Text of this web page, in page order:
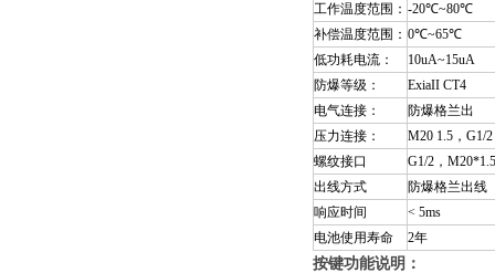
工作温度范围： -20℃~80℃
补偿温度范围： 0℃~65℃
低功耗电流 ：
10uA~15uA
防爆等级：
ExiaII CT4
电气连接：
防爆格兰出
压力连接：
M20 1.5 ， G1/2
螺纹接口
G1/2 ， M20*1.5
出线方式
防爆格兰出线
响应时间
< 5ms
电池使用寿命
2年
按键功能说明：